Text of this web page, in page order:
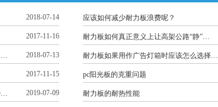
2018-07-14 应该如何减少耐力板浪费呢？
2017-11-16 耐力板如何真正意义上让高架公路“静”…
… 2018-07-13 耐力板如果用作广告灯箱时应该怎么选择…
2017-11-15 pc阳光板的克重问题
… 2019-07-09 耐力板的耐热性能